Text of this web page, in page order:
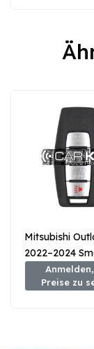
Mitsubishi
2022–2024
Remote-
Tasten 433
Preise zu